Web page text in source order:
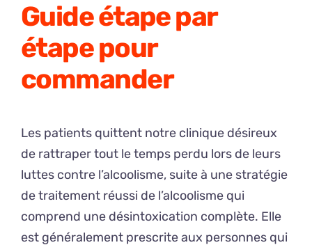
Guide étape par
étape pour
commander
Les patients quittent notre clinique désireux
de rattraper tout le temps perdu lors de leurs
luttes contre l’alcoolisme, suite à une stratégie
de traitement réussi de l’alcoolisme qui
comprend une désintoxication complète. Elle
est généralement prescrite aux personnes qui